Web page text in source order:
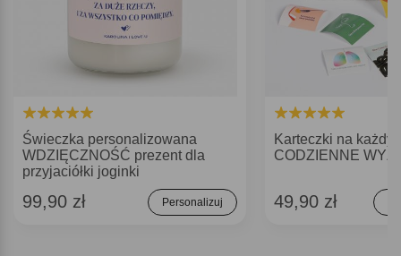
Świeczka personalizowana
WDZIĘCZNOŚĆ prezent dla
przyjaciółki joginki
99,90 zł Personalizuj
Karteczki na każdy
CODZIENNE
49,90 zł